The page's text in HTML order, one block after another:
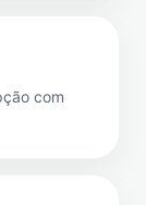
com